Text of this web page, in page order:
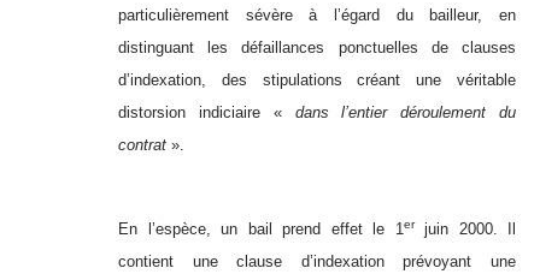
particulièrement sévère à l’égard du bailleur, en
distinguant les défaillances ponctuelles de clauses
d’indexation, des stipulations créant une véritable
distorsion indiciaire « dans l’entier déroulement du
contrat ».
En l’espèce, un bail prend effet le 1 erjuin 2000. Il
contient une clause d’indexation prévoyant une